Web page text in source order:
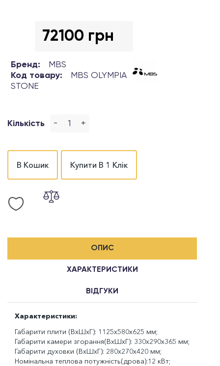
72100 грн
Бренд:
MBS
Код товару:
MBS OLYMPIA
STONE
Кількість - +
В Кошик Купити В 1 Клік
ОПИС
ХАРАКТЕРИСТИКИ
ВІДГУКИ
Характеристики:
Габарити плити (ВхШхГ): 1125x580x625 мм;
Габарити камери згорання(ВхШхГ): 330x290x365 мм;
Габарити духовки (ВхШхГ): 280х270х420 мм;
Номінальна теплова потужність(дрова):12 кВт;